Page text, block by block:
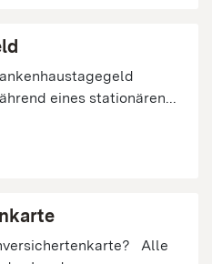
eines stationären...
Alle